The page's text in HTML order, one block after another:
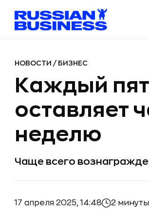
НОВОСТИ / БИЗНЕС
Каждый
оставляет
неделю
Чаще всего
17 апреля 2025, 14:48 2 минуты